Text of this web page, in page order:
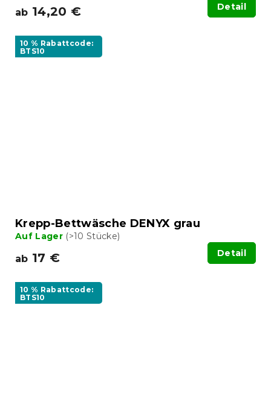
ab 14,20 € Detail
10 % Rabattcode:
BTS10
Krepp-Bettwäsche DENYX grau
Auf Lager (>10 Stücke)
ab 17 € Detail
10 % Rabattcode:
BTS10